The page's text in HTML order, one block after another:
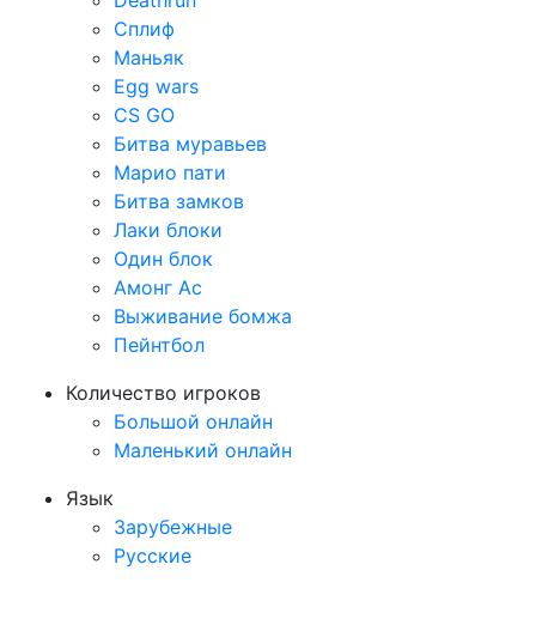
Сплиф
Маньяк
Egg wars
CS GO
Битва муравьев
Марио пати
Битва замков
Лаки блоки
Один блок
Амонг Ас
Выживание бомжа
Пейнтбол
Количество игроков
Большой онлайн
Маленький онлайн
Язык
Зарубежные
Русские